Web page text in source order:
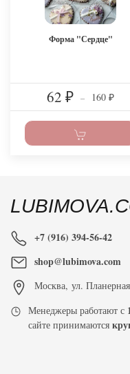
Форма "Сердце"
62 ₽ – 160 ₽
+7 (916) 394-56-42
shop@lubimova.com
Москва, ул.
Менеджеры работают с
сайте принимаются